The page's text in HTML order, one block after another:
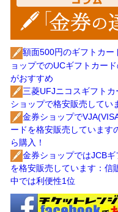
額面500円のギフトカー
ョップでのUCギフトカー
がおすすめ
三菱UFJニコスギフトカ
ショップで格安販売してい
金券ショップで
ードを格安販売しています
ら購入！
金券ショップではJCBギ
を格安販売しています：信
中では利便性1位